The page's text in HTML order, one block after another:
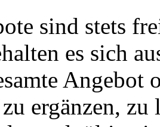
sind stets
es sich
Angebot
ergänzen,